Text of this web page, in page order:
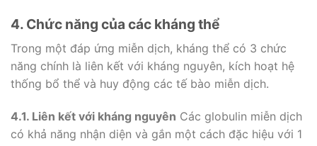
4. Chức năng của các kháng thể
Trong một đáp ứng miễn dịch, kháng thể có 3 chức
năng chính là liên kết với kháng nguyên, kích hoạt hệ
thống bổ thể và huy động các tế bào miễn dịch.
4.1. Liên kết với kháng nguyên Các globulin miễn dịch
có khả năng nhận diện và gắn một cách đặc hiệu với 1